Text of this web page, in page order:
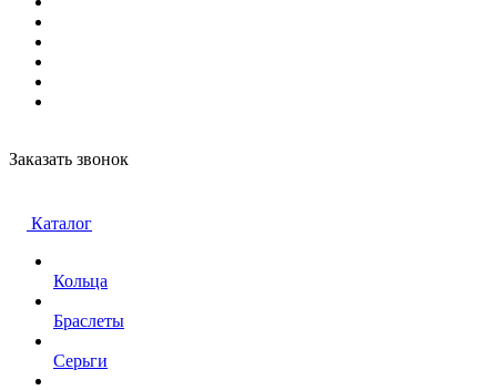
Заказать звонок
Каталог
Кольца
Браслеты
Серьги